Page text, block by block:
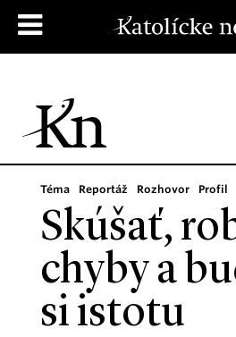
Téma Reportáž Rozhovor Profil
Skúšať,
chyby a
si istotu